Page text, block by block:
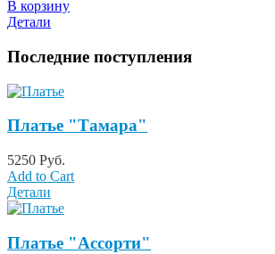
В корзину
Детали
Последние поступления
Платье "Тамара"
5250 Руб.
Add to Cart
Детали
Платье "Ассорти"